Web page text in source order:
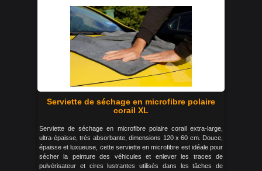
Serviette de séchage en microfibre polaire
corail XL
Serviette de séchage en microfibre polaire corail extra-large,
ultra-épaisse, très absorbante, dimensions 120 x 60 cm. Douce,
épaisse et luxueuse, cette serviette en microfibre est idéale pour
sécher la peinture des véhicules et enlever les traces de
pulvérisateur et cires lustrantes utilisés dans les tâches de